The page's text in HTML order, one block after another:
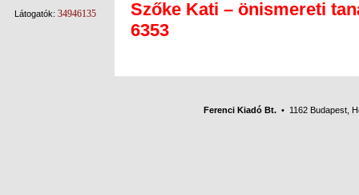
Látogatók: 34946135
Szőke Kati – önismereti
6353
Ferenci Kiadó Bt. • 1162 Budapest,